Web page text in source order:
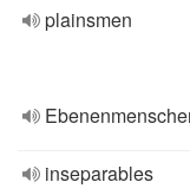
plainsmen
inseparables